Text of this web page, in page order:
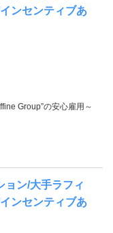
ンセンティブあ
Group”の安心雇用～
ョン/大手ラフィ
ンセンティブあ